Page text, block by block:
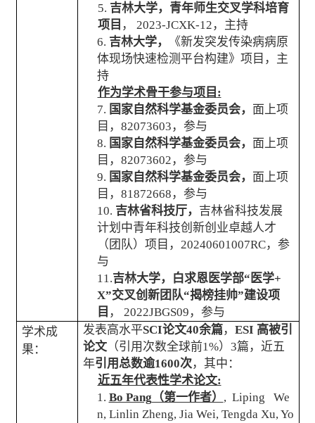
5. 吉林大学，青年师生交叉学科培育
项目 ， 2023-JCXK-12 ，主持
6. 吉林大学，
《新发突发传染病病原
体现场快速检测平台构建》项目 ，主
持
作为学术骨干参与项目 :
7. 国家自然科学基金委员会， 面上项
目， 82073603 ，参与
8. 国家自然科学基金委员会， 面上项
目， 82073602 ，参与
9. 国家自然科学基金委员会， 面上项
目， 81872668 ，参与
10. 吉林省科技厅， 吉林省科技发展
计划中青年科技创新创业卓越人才
（团队）项目， 20240601007RC，参
与
11.吉林大学，白求恩医学部“医学+
X”交叉创新团队“揭榜挂帅”建设项
目 ， 2022JBGS09 ，参与
学术成
果：
发表高水平SCI论文40余篇， ESI 高被引
论文（引用次数全球前1%） 3篇，近五
年引用总数逾1600次，其中：
近五年代表性学术论文:
1. Bo Pang （第一作者） , Liping We
n, Linlin Zheng, Jia Wei, Tengda Xu, Yo